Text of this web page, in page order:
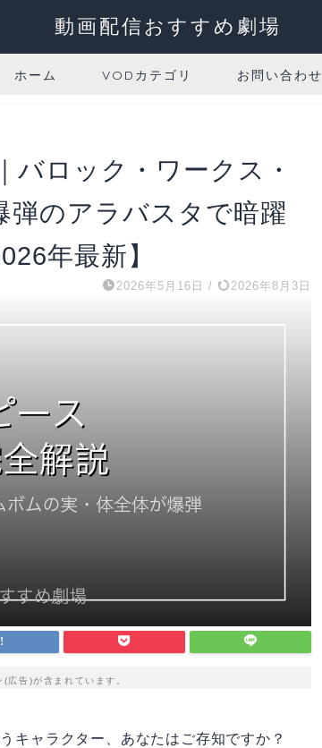
動画配信おすすめ劇場
ホーム VODカテゴリ お問い合わせ
バロック・ワークス・
弾のアラバスタで暗躍
年最新】
2026年5月16日 / 2026年8月3日
広告)が含まれています。
キャラクター、あなたはご存知ですか？